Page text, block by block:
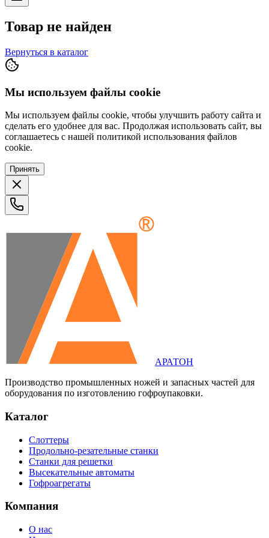
Товар не найден
Вернуться в каталог
Мы используем файлы cookie
Мы используем файлы cookie, чтобы улучшить работу сайта и
сделать его удобнее для вас. Продолжая использовать сайт, вы
соглашаетесь с нашей политикой использования файлов
cookie.
Принять
АРАТОН
Производство промышленных ножей и запасных частей для
оборудования по изготовлению гофроупаковки.
Каталог
Слоттеры
Продольно-резательные станки
Станки для решетки
Высекательные автоматы
Гофроагрегаты
Компания
О нас